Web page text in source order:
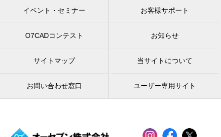
イベント・セミナー お客様サポート
O7CADコンテスト お知らせ
サイトマップ 当サイトについて
お問い合わせ窓口 ユーザー専用サイト